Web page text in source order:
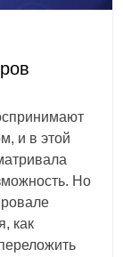
и в этой
Но
как